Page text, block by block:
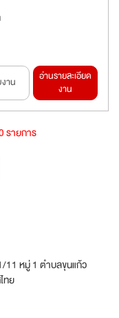
าน
อ่านรายละเอียด
งาน
รายการ
11 หมู่ 1 ตำบลขุนแก้ว
ทย